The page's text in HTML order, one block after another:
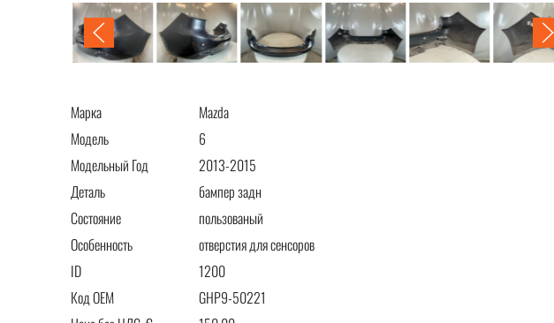
Марка
Mazda
Модель
6
Модельный Год
2013-2015
Деталь
бампер задн
Состояние
пользованый
Особенность
отверстия для сенсоров
ID
1200
Код OEM
GHP9-50221